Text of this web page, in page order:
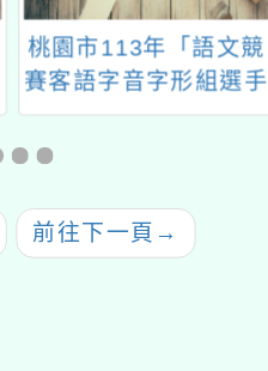
桃園市113年「語文競
賽客語字音字形組選手
暑期培訓營」
前往下一頁 →